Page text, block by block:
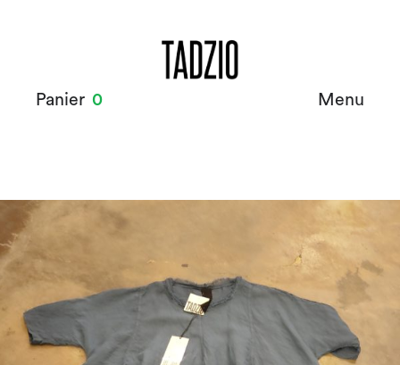
Panier 0 Menu